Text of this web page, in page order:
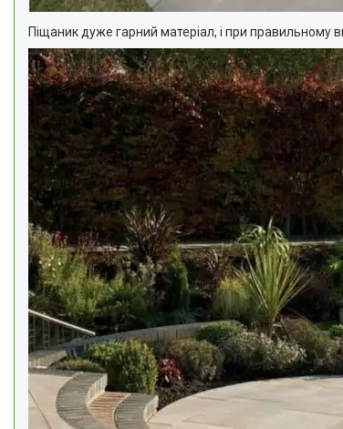
Піщаник дуже гарний матеріал, і при правильному